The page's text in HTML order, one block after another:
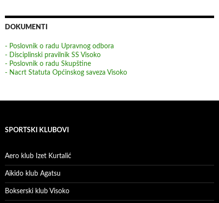
DOKUMENTI
- Poslovnik o radu Upravnog odbora
- Disciplinski pravilnik SS Visoko
- Poslovnik o radu Skupštine
- Nacrt Statuta Općinskog saveza Visoko
SPORTSKI KLUBOVI
Aero klub Izet Kurtalić
Aikido klub Agatsu
Bokserski klub Visoko